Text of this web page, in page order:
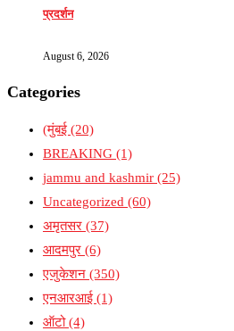
प्रदर्शन
August 6, 2026
Categories
(मुंबई (20)
BREAKING (1)
jammu and kashmir (25)
Uncategorized (60)
अमृतसर (37)
आदमपुर (6)
एजुकेशन (350)
एनआरआई (1)
ऑटो(4)